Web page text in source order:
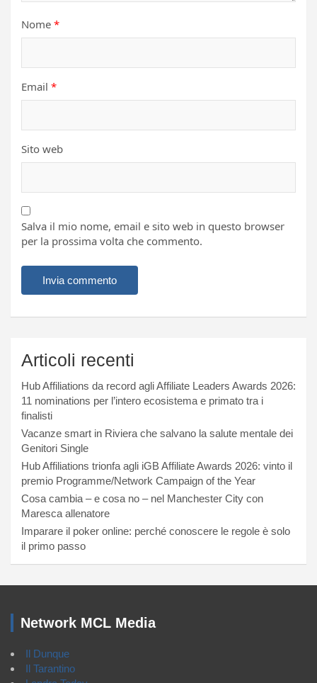
Nome *
Email *
Sito web
Salva il mio nome, email e sito web in questo browser
per la prossima volta che commento.
Articoli recenti
Hub Affiliations da record agli Affiliate Leaders Awards 2026:
11 nominations per l’intero ecosistema e primato tra i
finalisti
Vacanze smart in Riviera che salvano la salute mentale dei
Genitori Single
Hub Affiliations trionfa agli iGB Affiliate Awards 2026: vinto il
premio Programme/Network Campaign of the Year
Cosa cambia – e cosa no – nel Manchester City con
Maresca allenatore
Imparare il poker online: perché conoscere le regole è solo
il primo passo
Network MCL Media
Il Dunque
Il Tarantino